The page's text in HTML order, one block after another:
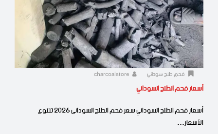
فحم طلح سوداني
أسعار فحم الطلح السوداني
أسعار فحم الطلح السوداني سعر فحم الطلح السودانى 2026 تتنوع
الأسعار…